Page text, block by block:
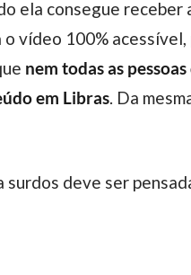
ela consegue
vídeo 100% acessível,
nem todas as
em Libras. Da